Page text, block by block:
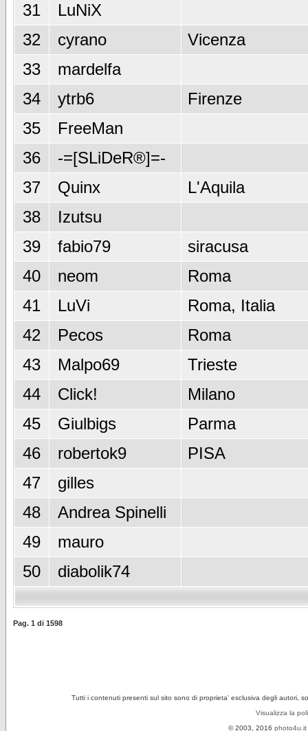
31
LuNiX
32
cyrano
Vicenza
33
mardelfa
34
ytrb6
Firenze
35
FreeMan
36
-=[SLiDeR®]=-
37
Quinx
L'Aquila
38
Izutsu
39
fabio79
siracusa
40
neom
Roma
41
LuVi
Roma, Italia
42
Pecos
Roma
43
Malpo69
Trieste
44
Click!
Milano
45
Giulbigs
Parma
46
robertok9
PISA
47
gilles
48
Andrea Spinelli
49
mauro
50
diabolik74
Pag. 1 di 1598
Tutti i contenuti presenti sul sito sono di proprieta' esclusiva degli autori,
Visualizza la
© 2003, 2016 photo4u.it